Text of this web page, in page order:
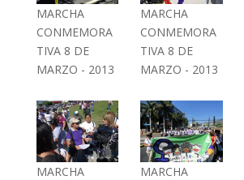
MARCHA
CONMEMORA
TIVA 8 DE
MARZO - 2013
MARCHA
CONMEMORA
TIVA 8 DE
MARZO - 2013
MARCHA
MARCHA